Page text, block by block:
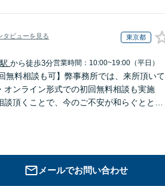
タビューを見る 東京都
から徒歩3分営業時間：10:00~19:00（平日）
無料相談も可】弊事務所では、来所頂いて
オンライン形式での初回無料相談も実施
頂くことで、今のご不安が和らぐととも
メールでお問い合わせ